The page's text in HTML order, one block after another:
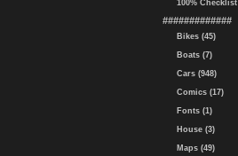
100% Checklist
#############
Bikes (45)
Boats (7)
Cars (948)
Comics (17)
Fonts (1)
House (3)
Maps (49)